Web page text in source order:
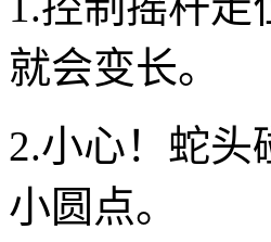
就会变长。
2.小心！蛇头
小圆点。